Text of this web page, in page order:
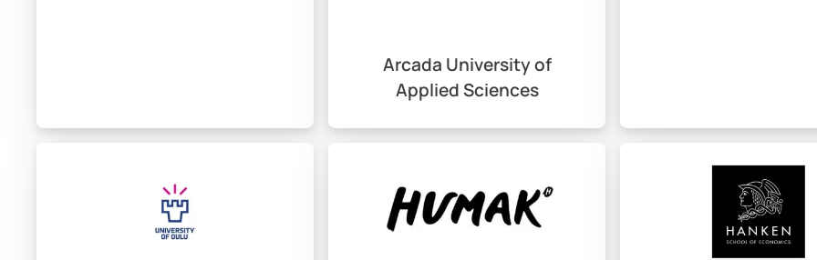
tarihler, her yıl değişiklik gösterebilir. Başvuruların zamanında yapılması, kabul alma şansını artırır.
Online başvuru yöntemleri
Birçok üniversite, başvuru işlemlerini online platformlar aracılığıyla kabul etmektedir. Bu nedenle, üniversitenin
Ayrıca, gerekli belgeleri tarayıp sisteme yüklemeniz gerekebilir.
Arcada University of
Applied Sciences